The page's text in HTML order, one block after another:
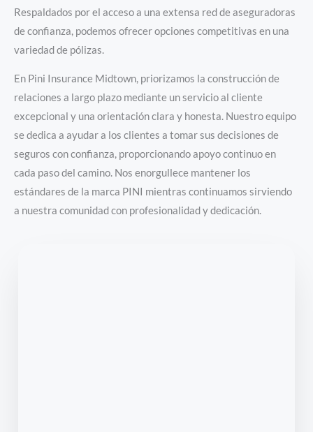
Respaldados por el acceso a una extensa red de aseguradoras
de confianza, podemos ofrecer opciones competitivas en una
variedad de pólizas.
En Pini Insurance Midtown, priorizamos la construcción de
relaciones a largo plazo mediante un servicio al cliente
excepcional y una orientación clara y honesta. Nuestro equipo
se dedica a ayudar a los clientes a tomar sus decisiones de
seguros con confianza, proporcionando apoyo continuo en
cada paso del camino. Nos enorgullece mantener los
estándares de la marca PINI mientras continuamos sirviendo
a nuestra comunidad con profesionalidad y dedicación.